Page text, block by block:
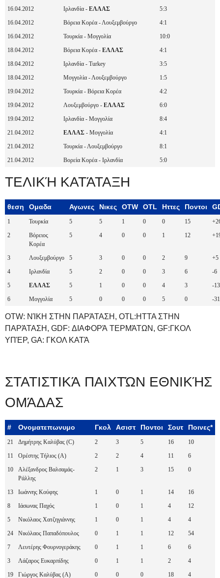
16.04.2012
Ιρλανδία - ΕΛΛΑΣ
5:3
16.04.2012
Βόρεια Κορέα - Λουξεμβούργο
4:1
16.04.2012
Τουρκία - Μογγολία
10:0
18.04.2012
Βόρεια Κορέα - ΕΛΛΑΣ
4:1
18.04.2012
Ιρλανδία - Turkey
3:5
18.04.2012
Μογγολία - Λουξεμβούργο
1:5
19.04.2012
Τουρκία - Βόρεια Κορέα
4:2
19.04.2012
Λουξεμβούργο - ΕΛΛΑΣ
6:0
19.04.2012
Ιρλανδία - Μογγολία
8:4
21.04.2012
ΕΛΛΑΣ - Μογγολία
4:1
21.04.2012
Τουρκία - Λουξεμβούργο
8:1
21.04.2012
Βορεία Κορέα - Ιρλανδία 5:0
ΤΕΛΙΚΉ ΚΑΤΆΤΑΞΗ
θεση Ομαδα Αγωνες Νικες OTW OTL Ηττες Ποντοι
1 Τουρκία 5 5 1 0 0 15
2
Βόρειος
Κορέα
5 4 0 0 1 12
3 Λουξεμβούργο 5 3 0 0 2 9
+5
4
Ιρλανδία 5 2 0 0 3 6
-6
5
ΕΛΛΑΣ 5 1 0 0 4 3
-13
6
Μογγολία 5 0 0 0 5 0 -31
OTW: ΝΊΚΗ ΣΤΗΝ ΠΑΡΆΤΑΣΗ, OTL:ΗΤΤΑ ΣΤΗΝ
ΠΑΡΆΤΑΣΗ, GDF: ΔΙΑΦΟΡΆ ΤΕΡΜΆΤΩΝ, GF:ΓΚΟΛ
ΥΠΈΡ, GA: ΓΚΟΛ ΚΑΤΆ
ΣΤΑΤΙΣΤΙΚΆ ΠΑΙΧΤΏΝ ΕΘΝΙΚΉΣ
ΟΜΆΔΑΣ
# Ονοματεπωνυμο Γκολ Ασιστ Ποντοι Σουτ Ποινες*
21 Δημήτρης Καλύβας (C) 2 3 5 16
10
11
Ορέστης Τήλιος (A) 2 2 4 11
6
10
Αλέξανδρος Βαλσαμάς-
Ράλλης
2 1 3 15 0
13 Ιωάννης Κούφης 1 0 1 14
16
8
Ιάσωνας Παχός 1 0 1 4
12
5
Νικόλαος Χατζηγιάννης 1 0 1 4
4
24
Νικόλαος Παπαδόπουλος 0 1 1 12
54
7
Λευτέρης Φουρνογεράκης 0 1 1 6
6
3
Λάζαρος Ευκαρπίδης 0 1 1 2
4
19
Γιώργος Καλύβας (A) 0 0 0 18 4